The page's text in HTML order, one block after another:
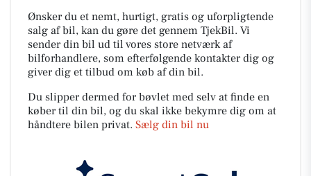
Ønsker du et nemt, hurtigt, gratis og uforpligtende
salg af bil, kan du gøre det gennem TjekBil. Vi
sender din bil ud til vores store netværk af
bilforhandlere, som efterfølgende kontakter dig og
giver dig et tilbud om køb af din bil.
Du slipper dermed for bøvlet med selv at finde en
køber til din bil, og du skal ikke bekymre dig om at
håndtere bilen privat. Sælg din bil nu